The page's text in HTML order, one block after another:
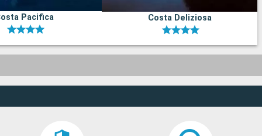
Pacifica Costa Deliziosa